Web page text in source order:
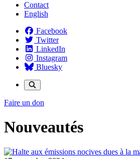
Contact
English
Facebook
Twitter
LinkedIn
Instagram
Bluesky
Faire un don
Nouveautés